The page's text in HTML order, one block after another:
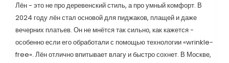
Лён - это не про деревенский стиль, а про умный комфорт. В
2024 году лён стал основой для пиджаков, плащей и даже
вечерних платьев. Он не мнётся так сильно, как кажется -
особенно если его обработали с помощью технологии «wrinkle-
free». Лён отлично впитывает влагу и быстро сохнет. В Москве,